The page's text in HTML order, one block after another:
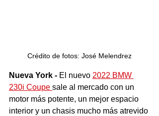
Crédito de fotos: José Melendrez
Nueva York - El nuevo 2022 BMW
230i Coupe sale al mercado con un
motor más potente, un mejor espacio
interior y un chasis mucho más atrevido